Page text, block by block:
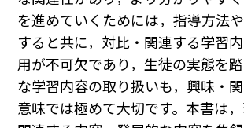
を進めていくためには，指導方法
すると共に，対比・関連する学習
用が不可欠であり，生徒の実態を
な学習内容の取り扱いも，興味・
意味では極めて大切です。本書は